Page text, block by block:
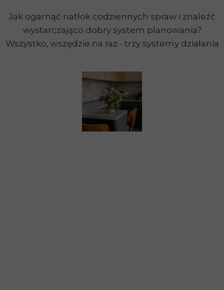
Jak ogarnąć natłok codziennych spraw i znaleźć
wystarczająco dobry system planowania?
Wszystko, wszędzie na raz - trzy systemy działania